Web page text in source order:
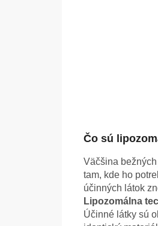
Čo sú
Väčšina bežných
tam, kde ho
účinných látok
Lipozomálna
Účinné látky sú